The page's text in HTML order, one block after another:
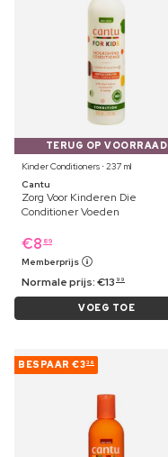
TERUG OP VOORRAAD
Kinder Conditioners ⋅ 237 ml
Cantu
Zorg Voor Kinderen Die
Conditioner Voeden
€8 89
Memberprijs
Normale prijs:€13 99
VOEG TOE
BESPAAR €336